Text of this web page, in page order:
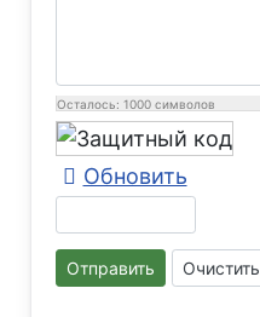
Осталось: 1000 символов
Обновить
Отправить Очистить